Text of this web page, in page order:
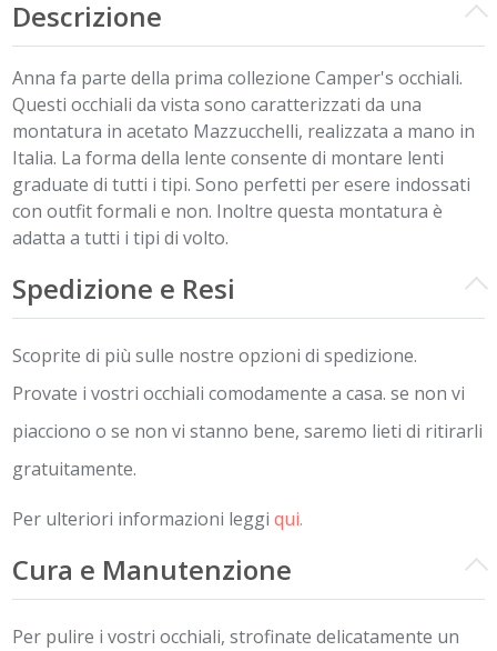
Descrizione
Anna fa parte della prima collezione Camper's occhiali.
Questi occhiali da vista sono caratterizzati da una
montatura in acetato Mazzucchelli, realizzata a mano in
Italia. La forma della lente consente di montare lenti
graduate di tutti i tipi. Sono perfetti per esere indossati
con outfit formali e non. Inoltre questa montatura è
adatta a tutti i tipi di volto.
Spedizione e Resi
Scoprite di più sulle nostre opzioni di spedizione.
Provate i vostri occhiali comodamente a casa. se non vi
piacciono o se non vi stanno bene, saremo lieti di ritirarli
gratuitamente.
Per ulteriori informazioni leggiqui.
Cura e Manutenzione
Per pulire i vostri occhiali, strofinate delicatamente un